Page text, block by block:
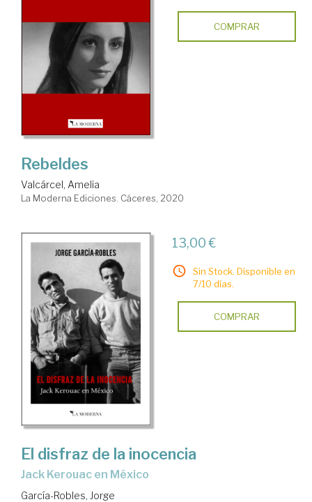
COMPRAR
Rebeldes
Valcárcel, Amelia
La Moderna Ediciones. Cáceres, 2020
13,00 €
Sin Stock. Disponible en
7/10 días.
COMPRAR
El disfraz de la inocencia
Jack Kerouac en México
García-Robles, Jorge